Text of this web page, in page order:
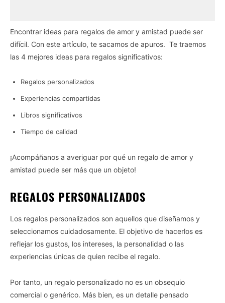
Encontrar ideas para regalos de amor y amistad puede ser
difícil. Con este artículo, te sacamos de apuros. Te traemos
las 4 mejores ideas para regalos significativos:
Regalos personalizados
Experiencias compartidas
Libros significativos
Tiempo de calidad
¡Acompáñanos a averiguar por qué un regalo de amor y
amistad puede ser más que un objeto!
REGALOS PERSONALIZADOS
Los regalos personalizados son aquellos que diseñamos y
seleccionamos cuidadosamente. El objetivo de hacerlos es
reflejar los gustos, los intereses, la personalidad o las
experiencias únicas de quien recibe el regalo.
Por tanto, un regalo personalizado no es un obsequio
comercial o genérico. Más bien, es un detalle pensado